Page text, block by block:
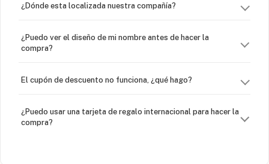
¿Dónde esta localizada nuestra compañía?
¿Puedo ver el diseño de mi nombre antes de hacer la
compra?
El cupón de descuento no funciona, ¿qué hago?
¿Puedo usar una tarjeta de regalo internacional para hacer la
compra?